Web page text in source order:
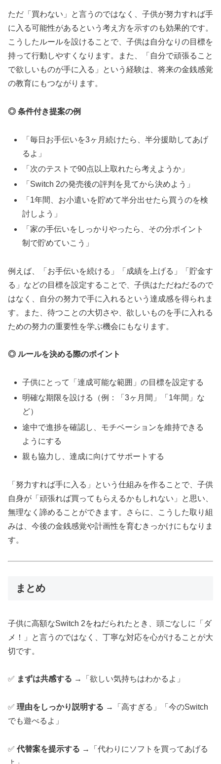
ただ「買わない」と言うのではなく、子供が努力すれば手
に入る可能性があるという考え方を示すのも効果的です。
こうしたルールを設けることで、子供は自分なりの目標を
持って行動しやすくなります。また、「自分で頑張ること
で欲しいものが手に入る」という経験は、将来の金銭感覚
の教育にもつながります。
◎ 条件付き提案の例
「毎日お手伝いを3ヶ月続けたら、半分援助してあげ
るよ」
「次のテストで90点以上取れたら考えようか」
「Switch 2の発売後の評判を見てから決めよう」
「1年間、お小遣いを貯めて半分出せたら買うのを検
討しよう」
「家の手伝いをしっかりやったら、その分ポイント
制で貯めていこう」
例えば、「お手伝いを続ける」「成績を上げる」「貯金す
る」などの目標を設定することで、子供はただねだるので
はなく、自分の努力で手に入れるという達成感を得られま
す。また、待つことの大切さや、欲しいものを手に入れる
ための努力の重要性を学ぶ機会にもなります。
◎ ルールを決める際のポイント
子供にとって「達成可能な範囲」の目標を設定する
明確な期限を設ける（例：「3ヶ月間」「1年間」な
ど）
途中で進捗を確認し、モチベーションを維持できる
ようにする
親も協力し、達成に向けてサポートする
「努力すれば手に入る」という仕組みを作ることで、子供
自身が「頑張れば買ってもらえるかもしれない」と思い、
無理なく諦めることができます。さらに、こうした取り組
みは、今後の金銭感覚や計画性を育むきっかけにもなりま
す。
まとめ
子供に高額なSwitch 2をねだられたとき、頭ごなしに「ダ
メ！」と言うのではなく、丁寧な対応を心がけることが大
切です。
✅ まずは共感する →「欲しい気持ちはわかるよ」
✅ 理由をしっかり説明する →「高すぎる」「今のSwitch
でも遊べるよ」
✅ 代替案を提示する →「代わりにソフトを買ってあげる